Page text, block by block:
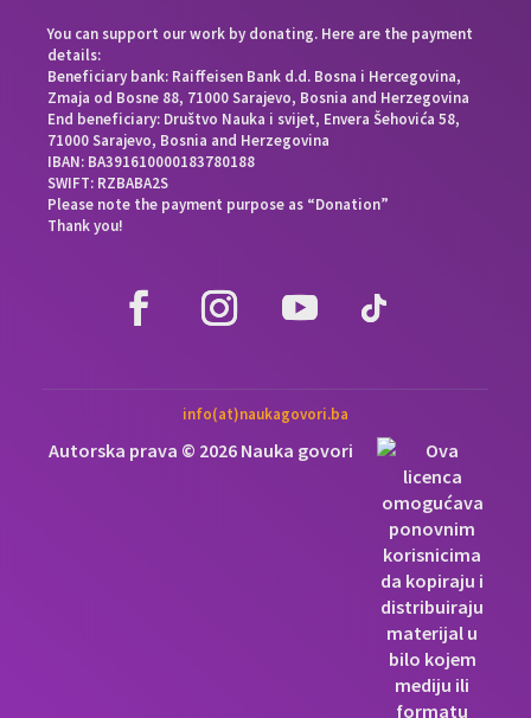
You can support our work by donating. Here are the payment
details:
Beneficiary bank: Raiffeisen Bank d.d. Bosna i Hercegovina,
Zmaja od Bosne 88, 71000 Sarajevo, Bosnia and Herzegovina
End beneficiary: Društvo Nauka i svijet, Envera Šehovića 58,
71000 Sarajevo, Bosnia and Herzegovina
IBAN: BA391610000183780188
SWIFT: RZBABA2S
Please note the payment purpose as “Donation”
Thank you!
info(at)naukagovori.ba
Autorska prava © 2026 Nauka govori